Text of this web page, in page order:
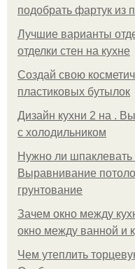
подобрать фартук из
Лучшие варианты
отделки стен на кухне
Создай свою
пластиковых бутылок
Дизайн кухни 2 на .
с холодильником
Нужно ли шпаклевать
Выравнивание
грунтование
Зачем окно между
окно между ванной и
Чем утеплить